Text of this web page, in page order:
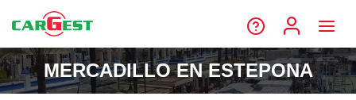
MERCADILLO EN ESTEPONA